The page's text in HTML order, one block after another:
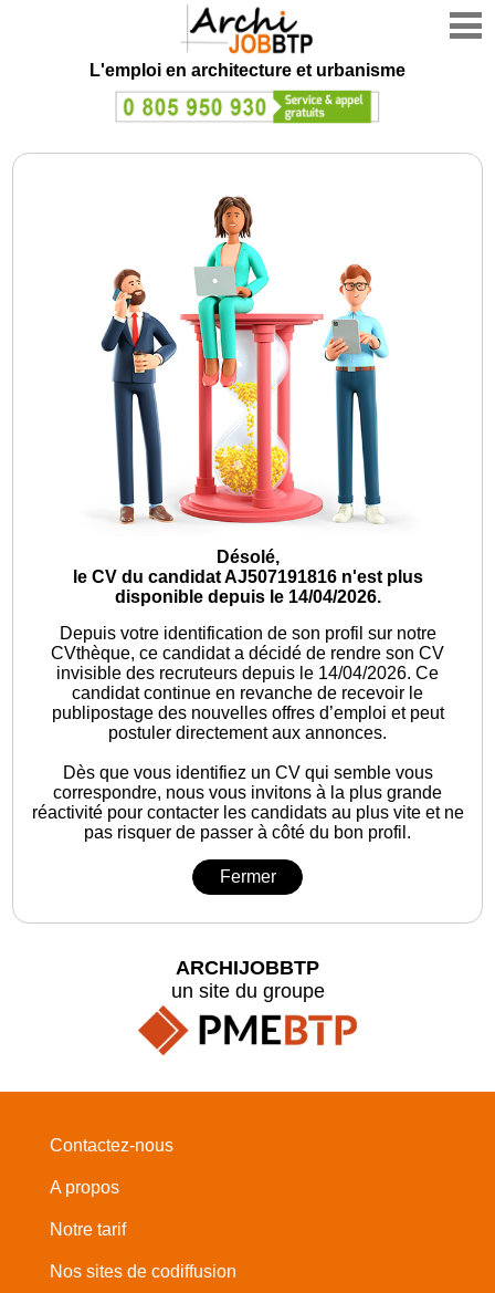
L'emploi en architecture et urbanisme
Désolé,
le CV du candidat AJ507191816 n'est plus
disponible depuis le 14/04/2026.
Depuis votre identification de son profil sur notre
CVthèque, ce candidat a décidé de rendre son CV
invisible des recruteurs depuis le 14/04/2026. Ce
candidat continue en revanche de recevoir le
publipostage des nouvelles offres d’emploi et peut
postuler directement aux annonces.
Dès que vous identifiez un CV qui semble vous
correspondre, nous vous invitons à la plus grande
réactivité pour contacter les candidats au plus vite et ne
pas risquer de passer à côté du bon profil.
Fermer
ARCHIJOBBTP
un site du groupe
Contactez-nous
A propos
Notre tarif
Nos sites de codiffusion